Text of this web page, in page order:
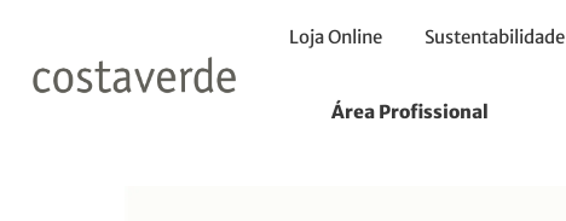
Loja Online Sustentabilidade
Área Profissional